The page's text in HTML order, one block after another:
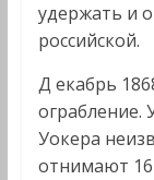
удержать и
российской.
Д екабрь
ограбление.
Уокера
отнимают 16